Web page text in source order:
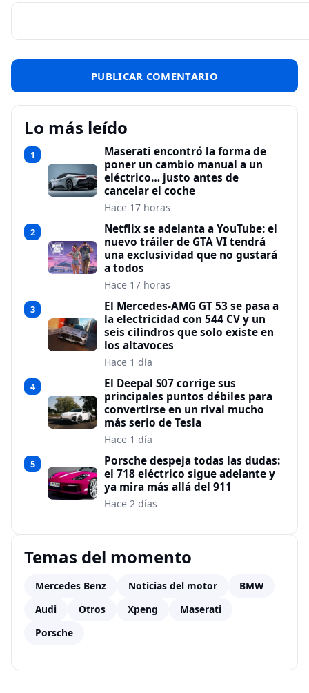
Lo más leído
1
Maserati encontró la forma de
poner un cambio manual a un
eléctrico… justo antes de
cancelar el coche
Hace 17 horas
2
Netflix se adelanta a YouTube: el
nuevo tráiler de GTA VI tendrá
una exclusividad que no gustará
a todos
Hace 17 horas
3
El Mercedes-AMG GT 53 se pasa a
la electricidad con 544 CV y un
seis cilindros que solo existe en
los altavoces
Hace 1 día
4
El Deepal S07 corrige sus
principales puntos débiles para
convertirse en un rival mucho
más serio de Tesla
Hace 1 día
5
Porsche despeja todas las dudas:
el 718 eléctrico sigue adelante y
ya mira más allá del 911
Hace 2 días
Temas del momento
Mercedes Benz Noticias del motor
BMW
Audi
Otros Xpeng
Maserati
Porsche